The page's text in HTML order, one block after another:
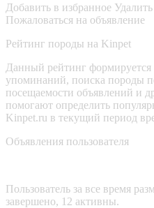
Добавить в избранное
Пожаловаться на объявление
Рейтинг породы на Kinpet
Данный рейтинг формируется
упоминаний, поиска породы
посещаемости объявлений и
помогают определить
Kinpet.ru в текущий период
Объявления пользователя
Пользователь за все время
завершено, 12 активны.